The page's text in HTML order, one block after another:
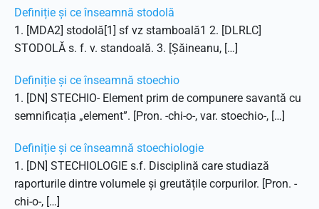
Definiție și ce înseamnă stodolă
1. [MDA2] stodolă[1] sf vz stamboală1 2. [DLRLC]
STODOLĂ s. f. v. standoală. 3. [Șăineanu, […]
Definiție și ce înseamnă stoechio
1. [DN] STECHIO- Element prim de compunere savantă cu
semnificația „element”. [Pron. -chi-o-, var. stoechio-, […]
Definiție și ce înseamnă stoechiologie
1. [DN] STECHIOLOGIE s.f. Disciplină care studiază
raporturile dintre volumele și greutățile corpurilor. [Pron. -
chi-o-, […]